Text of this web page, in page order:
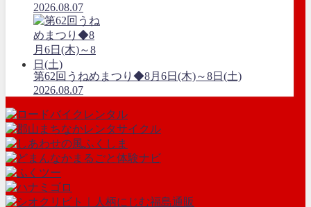
2026.08.07
第62回うねめまつり◆8月6日(木)～8日(土)
2026.08.07